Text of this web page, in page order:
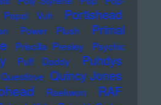
Popol Vuh Portishead
Power Plush
Primal
Priscilla Presley
Psychic
Puff Daddy
Puhdys
Questlove Quincy Jones
Raekwon RAF